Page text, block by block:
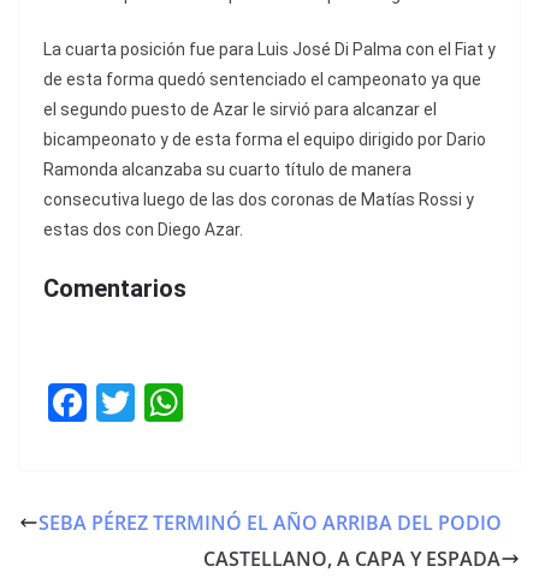
La cuarta posición fue para Luis José Di Palma con el Fiat y
de esta forma quedó sentenciado el campeonato ya que
el segundo puesto de Azar le sirvió para alcanzar el
bicampeonato y de esta forma el equipo dirigido por Dario
Ramonda alcanzaba su cuarto título de manera
consecutiva luego de las dos coronas de Matías Rossi y
estas dos con Diego Azar.
Comentarios
F
e
T
er s
A
SEBA PÉREZ TERMINÓ EL AÑO ARRIBA DEL PODIO
CASTELLANO, A CAPA Y ESPADA